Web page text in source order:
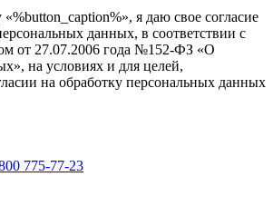
я даю свое согласие
данных, в соответствии с
от 27.07.2006 года №152-ФЗ «О
на условиях и для целей,
на обработку персональных данных
775-77-23